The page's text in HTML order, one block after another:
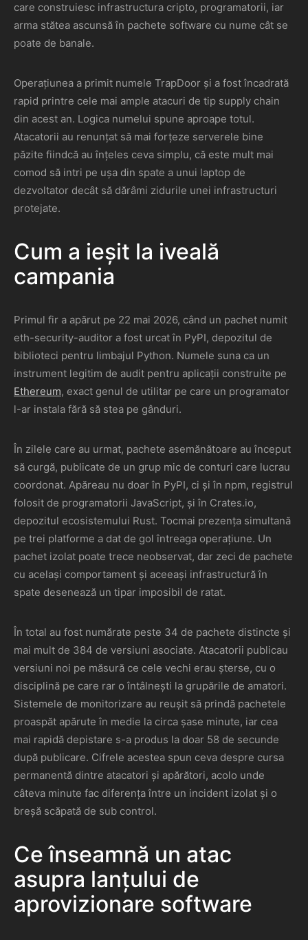
care construiesc infrastructura cripto, programatorii, iar
arma stătea ascunsă în pachete software cu nume cât se
poate de banale.
Operațiunea a primit numele TrapDoor și a fost încadrată
rapid printre cele mai ample atacuri de tip supply chain
din acest an. Logica numelui spune aproape totul.
Atacatorii au renunțat să mai forțeze serverele bine
păzite fiindcă au înțeles ceva simplu, că este mult mai
comod să intri pe ușa din spate a unui laptop de
dezvoltator decât să dărâmi zidurile unei infrastructuri
protejate.
Cum a ieșit la iveală
campania
Primul fir a apărut pe 22 mai 2026, când un pachet numit
eth-security-auditor a fost urcat în PyPI, depozitul de
biblioteci pentru limbajul Python. Numele suna ca un
instrument legitim de audit pentru aplicații construite pe
Ethereum, exact genul de utilitar pe care un programator
l-ar instala fără să stea pe gânduri.
În zilele care au urmat, pachete asemănătoare au început
să curgă, publicate de un grup mic de conturi care lucrau
coordonat. Apăreau nu doar în PyPI, ci și în npm, registrul
folosit de programatorii JavaScript, și în Crates.io,
depozitul ecosistemului Rust. Tocmai prezența simultană
pe trei platforme a dat de gol întreaga operațiune. Un
pachet izolat poate trece neobservat, dar zeci de pachete
cu același comportament și aceeași infrastructură în
spate desenează un tipar imposibil de ratat.
În total au fost numărate peste 34 de pachete distincte și
mai mult de 384 de versiuni asociate. Atacatorii publicau
versiuni noi pe măsură ce cele vechi erau șterse, cu o
disciplină pe care rar o întâlnești la grupările de amatori.
Sistemele de monitorizare au reușit să prindă pachetele
proaspăt apărute în medie la circa șase minute, iar cea
mai rapidă depistare s-a produs la doar 58 de secunde
după publicare. Cifrele acestea spun ceva despre cursa
permanentă dintre atacatori și apărători, acolo unde
câteva minute fac diferența între un incident izolat și o
breșă scăpată de sub control.
Ce înseamnă un atac
asupra lanțului de
aprovizionare software